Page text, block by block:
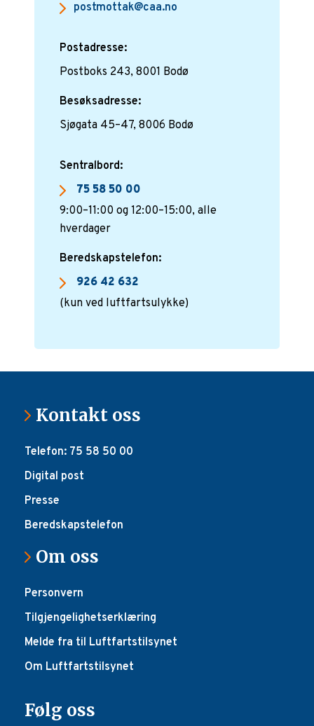
postmottak@caa.no
Postadresse:
Postboks 243, 8001 Bodø
Besøksadresse:
Sjøgata 45–47, 8006 Bodø
Sentralbord:
75 58 50 00
9:00–11:00 og 12:00–15:00, alle
hverdager
Beredskapstelefon:
926 42 632
(kun ved luftfartsulykke)
Kontakt oss
Telefon: 75 58 50 00
Digital post
Presse
Beredskapstelefon
Om oss
Personvern
Tilgjengelighetserklæring
Melde fra til Luftfartstilsynet
Om Luftfartstilsynet
Følg oss